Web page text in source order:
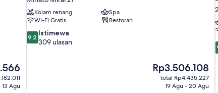
13 Agu
Kolam renang
Spa
Wi-Fi Gratis
Restoran
9.2
dari
9,2 Istimewa
309 ulasan
Harga
sekarang
Rp3.506.108
Rp3.506.108
total Rp4.435.227
19 Agu - 20 Agu